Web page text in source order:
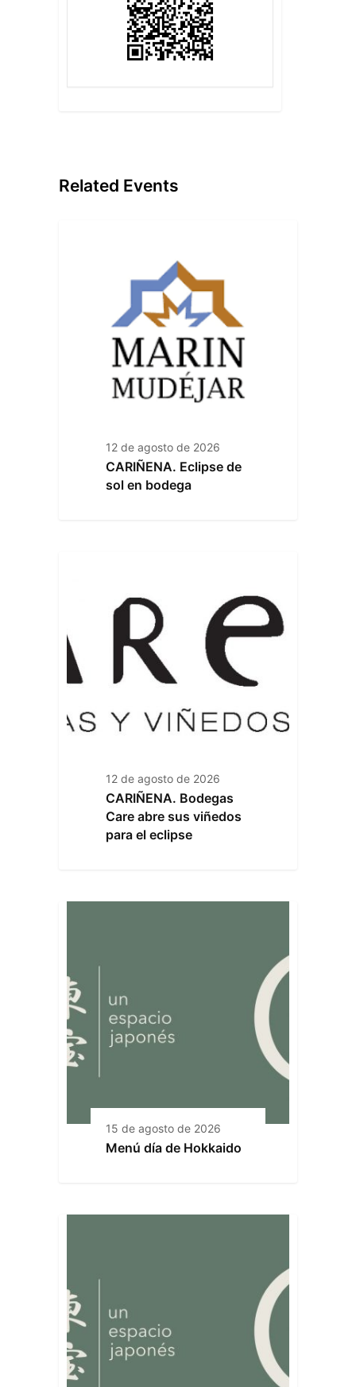
Related Events
12 de agosto de 2026
CARIÑENA. Eclipse de
sol en bodega
12 de agosto de 2026
CARIÑENA. Bodegas
Care abre sus viñedos
para el eclipse
15 de agosto de 2026
Menú día de Hokkaido